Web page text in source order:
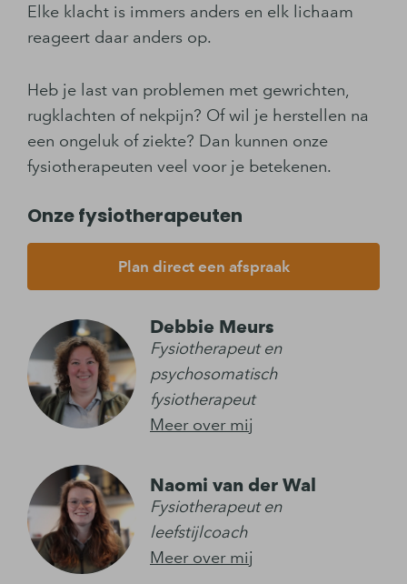
Elke klacht is immers anders en elk lichaam
reageert daar anders op.
Heb je last van problemen met gewrichten,
rugklachten of nekpijn? Of wil je herstellen na
een ongeluk of ziekte? Dan kunnen onze
fysiotherapeuten veel voor je betekenen.
Onze fysiotherapeuten
Plan direct een afspraak
Debbie Meurs
Fysiotherapeut en
psychosomatisch
fysiotherapeut
Meer over mij
Naomi van der Wal
Fysiotherapeut en
leefstijlcoach
Meer over mij